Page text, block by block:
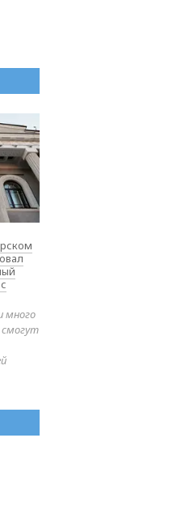
много
смогут